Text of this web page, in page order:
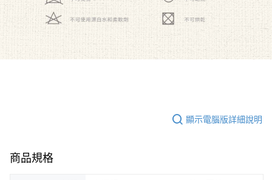
顯示電腦版詳細說明
商品規格